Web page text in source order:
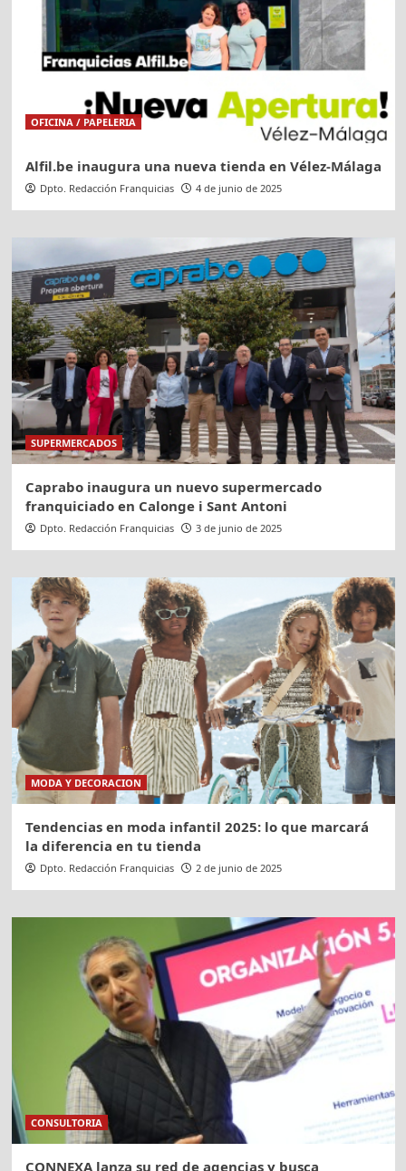
OFICINA / PAPELERIA
Alfil.be inaugura una nueva tienda en Vélez-Málaga
Dpto. Redacción Franquicias 4 de junio de 2025
SUPERMERCADOS
Caprabo inaugura un nuevo supermercado
franquiciado en Calonge i Sant Antoni
Dpto. Redacción Franquicias 3 de junio de 2025
MODA Y DECORACION
Tendencias en moda infantil 2025: lo que marcará
la diferencia en tu tienda
Dpto. Redacción Franquicias 2 de junio de 2025
CONSULTORIA
CONNEXA lanza su red de agencias y busca